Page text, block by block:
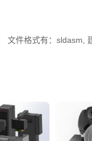
文件格式有：sldasm,